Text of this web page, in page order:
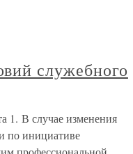
служебного
1. В случае изменения
по инициативе